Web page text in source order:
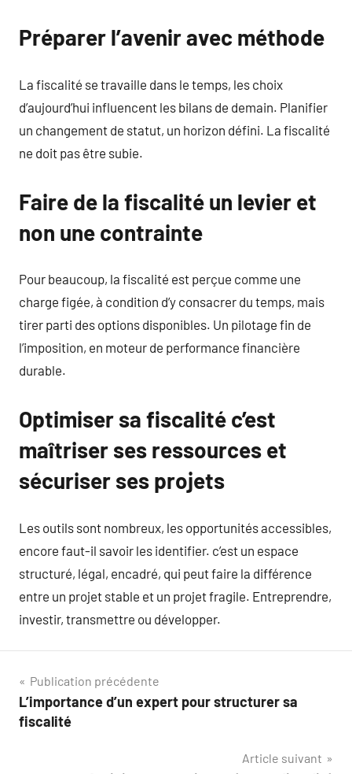
Préparer l’avenir avec méthode
La fiscalité se travaille dans le temps, les choix
d’aujourd’hui influencent les bilans de demain. Planifier
un changement de statut, un horizon défini. La fiscalité
ne doit pas être subie.
Faire de la fiscalité un levier et
non une contrainte
Pour beaucoup, la fiscalité est perçue comme une
charge figée, à condition d’y consacrer du temps, mais
tirer parti des options disponibles. Un pilotage fin de
l’imposition, en moteur de performance financière
durable.
Optimiser sa fiscalité c’est
maîtriser ses ressources et
sécuriser ses projets
Les outils sont nombreux, les opportunités accessibles,
encore faut-il savoir les identifier. c’est un espace
structuré, légal, encadré, qui peut faire la différence
entre un projet stable et un projet fragile. Entreprendre,
investir, transmettre ou développer.
Navigation
de
Publication précédente
L’importance d’un expert pour structurer sa
fiscalité
Article suivant